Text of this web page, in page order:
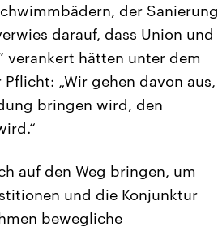
der Sanierung
darauf, dass Union und
verankert hätten unter dem
„Wir gehen davon aus,
bringen wird, den
auf den Weg bringen, um
und die Konjunktur
bewegliche